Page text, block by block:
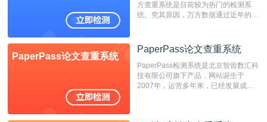
方查重系统是目前较为热门的检测系
统。究其原因，万方数据通过近年的发
检测系统，其真实性和权威性无可厚
非。其次，相对于知网而言，万方检测
费用少，上手容易，是学生初次论文查
重的推荐系统。
PaperPass论文查重系统
PaperPass论文查重系统
PaperPass检测系统是北京智齿数汇科
技有限公司旗下产品，网站诞生于
2007年，运营多年来，已经发展成为